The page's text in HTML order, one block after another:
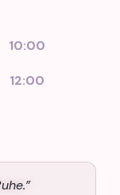
10:00
12:00